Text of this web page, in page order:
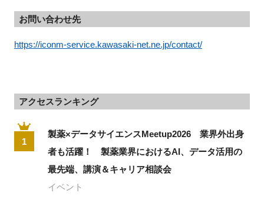
お問い合わせ先
https://iconm-service.kawasaki-net.ne.jp/contact/
アクセスランキング
1
製薬×データサイエンスMeetup2026 業界外出身
者も活躍！ 製薬業界におけるAI、データ活用の
最先端、講演＆キャリア相談会
イベント